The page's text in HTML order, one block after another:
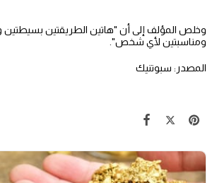
وخلص المؤلف إلى أن "هاتين الطريقتين بسيطتين
ومناسبتين لأي شخص".
المصدر: سبوتنيك